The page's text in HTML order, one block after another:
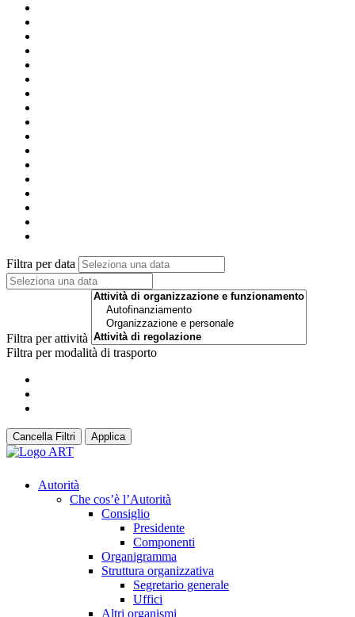
Filtra per data
Filtra per attività
Filtra per modalità di trasporto
Cancella Filtri Applica
Autorità
Che cos’è l’Autorità
Consiglio
Presidente
Componenti
Organigramma
Struttura organizzativa
Segretario generale
Uffici
Altri organismi